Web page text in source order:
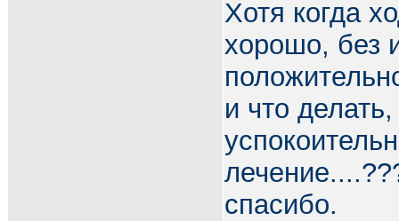
Хотя когда
хорошо, без
и что
спасибо.